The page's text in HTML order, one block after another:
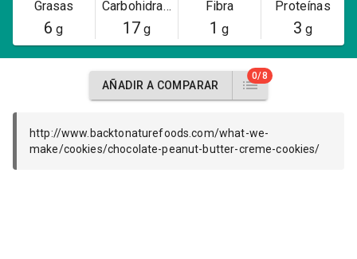
Grasas
6 g
Carbohidratos
17g
Fibra
1 g
Proteínas
3 g
AÑADIR A COMPARAR
0/8
http://www.backtonaturefoods.com/what-we-
make/cookies/chocolate-peanut-butter-creme-cookies/